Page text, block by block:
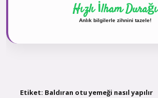
Hızlı İlham Durağı
Anlık bilgilerle zihnini tazele!
Etiket: Baldıran otu yemeği nasıl yapılır